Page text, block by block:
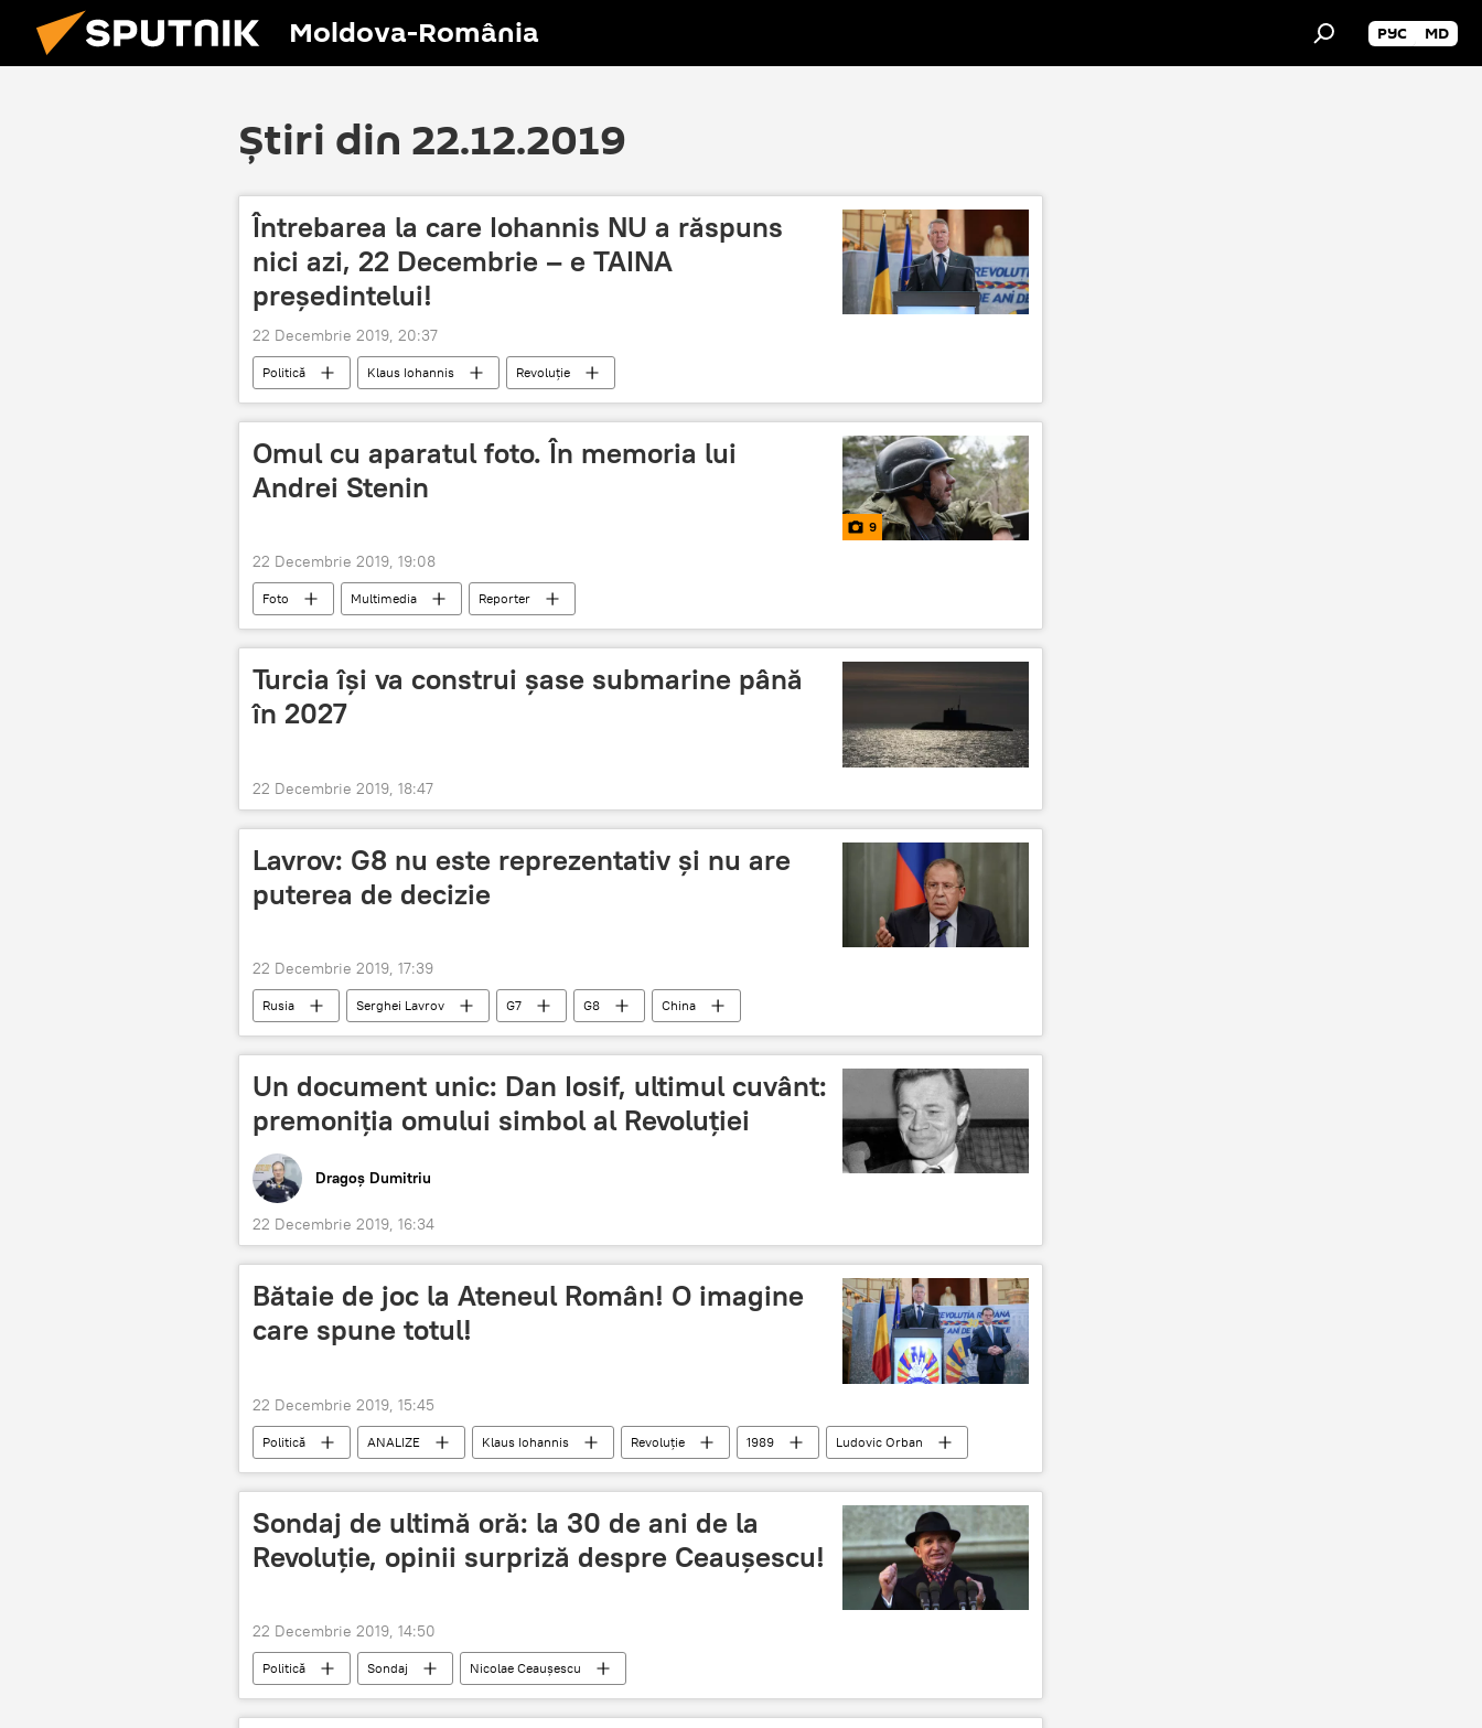
Moldova-România РУС MD
Știri din 22.12.2019
Întrebarea la care Iohannis NU a răspuns
nici azi, 22 Decembrie – e TAINA
președintelui!
22 Decembrie 2019, 20:37
Politică Klaus Iohannis Revoluție
Omul cu aparatul foto. În memoria lui
Andrei Stenin
9
22 Decembrie 2019, 19:08
Foto Multimedia Reporter
Turcia își va construi șase submarine până
în 2027
22 Decembrie 2019, 18:47
Lavrov: G8 nu este reprezentativ și nu are
puterea de decizie
22 Decembrie 2019, 17:39
Rusia Serghei Lavrov G7 G8 China
Un document unic: Dan Iosif, ultimul cuvânt:
premoniția omului simbol al Revoluției
Dragoș Dumitriu
22 Decembrie 2019, 16:34
Bătaie de joc la Ateneul Român! O imagine
care spune totul!
22 Decembrie 2019, 15:45
Politică ANALIZE Klaus Iohannis Revoluție 1989 Ludovic Orban
Sondaj de ultimă oră: la 30 de ani de la
Revoluție, opinii surpriză despre Ceaușescu!
22 Decembrie 2019, 14:50
Politică Sondaj Nicolae Ceaușescu